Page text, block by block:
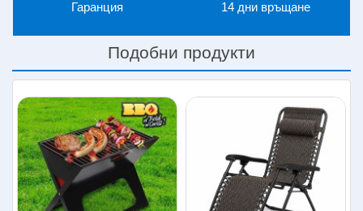
земята той е по-сигурен от най-удобния и скъп
сред природата или в двора!
Предимства:
Подходящ за деца и възрастни
Лесен за монтиране
Здрав и устойчив
Удобен
Стол, хамак и люлка в един продукт
Идеален за релакс сред природата
Гаранция 14 дни връщане
Подобни продукти